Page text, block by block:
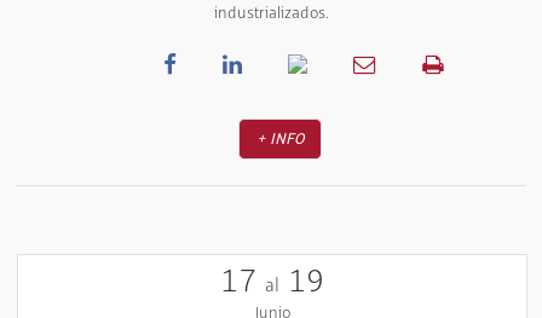
industrializados.
+ INFO
17 al 19
Junio